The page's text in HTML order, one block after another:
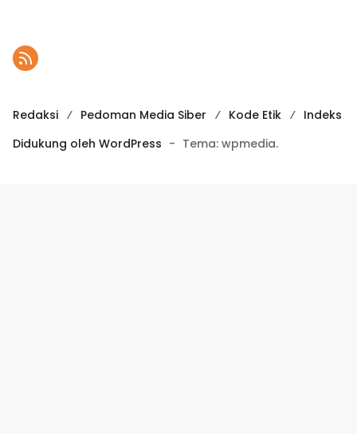
Redaksi Pedoman Media Siber Kode Etik
Indeks
Didukung oleh WordPress - Tema: wpmedia.